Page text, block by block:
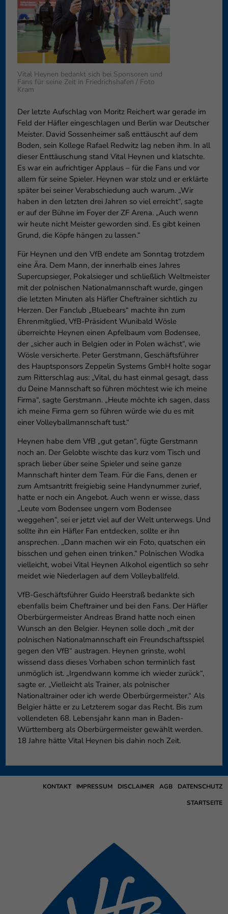
Vital Heynen bedankt sich bei Sponsoren und
Fans für seine Zeit in Friedrichshafen / Foto
Kram
Der letzte Aufschlag von Moritz Reichert war gerade im
Feld der Häfler eingeschlagen und Berlin war Deutscher
Meister. David Sossenheimer saß enttäuscht auf dem
Boden, sein Kollege Rafael Redwitz lag neben ihm. In all
dieser Enttäuschung stand Vital Heynen und klatschte.
Es war ein aufrichtiger Applaus – für die Fans und vor
allem für seine Spieler. Heynen war stolz und er erklärte
später bei seiner Verabschiedung auch warum. „Wir
haben in den letzten drei Jahren so viel erreicht“, sagte
er auf der Bühne im Foyer der ZF Arena. „Auch wenn
wir heute nicht Meister geworden sind. Es gibt keinen
Grund, die Köpfe hängen zu lassen.“
Für Heynen und den VfB endete am Sonntag trotzdem
eine Ära. Dem Mann, der innerhalb eines Jahres
Supercupsieger, Pokalsieger und schließlich Weltmeister
mit der polnischen Nationalmannschaft wurde, gingen
die letzten Minuten als Häfler Cheftrainer sichtlich zu
Herzen. Der Fanclub „Bluebears“ machte ihn zum
Ehrenmitglied, VfB-Präsident Wunibald Wösle
überreichte Heynen einen Apfelbaum vom Bodensee,
der „sicher auch in Belgien oder in Polen wächst“, wie
Wösle versicherte. Peter Gerstmann, Geschäftsführer
des Hauptsponsors Zeppelin Systems GmbH holte sogar
zum Ritterschlag aus: „Vital, du hast einmal gesagt, dass
du Deine Mannschaft so führen möchtest wie ich meine
Firma“, sagte Gerstmann. „Heute möchte ich sagen, dass
ich meine Firma gern so führen würde wie du es mit
einer Volleyballmannschaft tust.“
Heynen habe dem VfB „gut getan“, fügte Gerstmann
noch an. Der Gelobte wischte das kurz vom Tisch und
sprach lieber über seine Spieler und seine ganze
Mannschaft hinter dem Team. Für die Fans, denen er
zum Amtsantritt freigiebig seine Handynummer zurief,
hatte er noch ein Angebot. Auch wenn er wisse, dass
„Leute vom Bodensee ungern vom Bodensee
weggehen“, sei er jetzt viel auf der Welt unterwegs. Und
sollte ihn ein Häfler Fan entdecken, sollte er ihn
ansprechen. „Dann machen wir ein Foto, quatschen ein
bisschen und gehen einen trinken.“ Polnischen Wodka
vielleicht, wobei Vital Heynen Alkohol eigentlich so sehr
meidet wie Niederlagen auf dem Volleyballfeld.
VfB-Geschäftsführer Guido Heerstraß bedankte sich
ebenfalls beim Cheftrainer und bei den Fans. Der Häfler
Oberbürgermeister Andreas Brand hatte noch einen
Wunsch an den Belgier. Heynen solle doch „mit der
polnischen Nationalmannschaft ein Freundschaftsspiel
gegen den VfB“ austragen. Heynen grinste, wohl
wissend dass dieses Vorhaben schon terminlich fast
unmöglich ist. „Irgendwann komme ich wieder zurück“,
sagte er. „Vielleicht als Trainer, als polnischer
Nationaltrainer oder ich werde Oberbürgermeister.“ Als
Belgier hätte er zu Letzterem sogar das Recht. Bis zum
vollendeten 68. Lebensjahr kann man in Baden-
Württemberg als Oberbürgermeister gewählt werden.
18 Jahre hätte Vital Heynen bis dahin noch Zeit.
DATENSCHUTZ
AGB
DISCLAIMER
IMPRESSUM
KONTAKT
STARTSEITE
Datenschutzeinstellungen
Essenziell (1)
Essenzielle Cookies
Funktion der Website
Externe Medien (6)
diese Inhalte keiner